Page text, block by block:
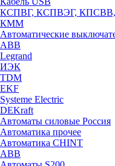
КСПВГ, КСПВЭГ,
КММ
Автоматические
ABB
Legrand
ИЭК
TDM
EKF
Systeme Electric
DEKraft
Автоматы силовые Россия
Автоматика прочее
Автоматика CHINT
ABB